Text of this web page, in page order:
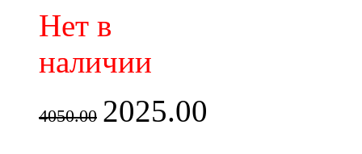
Нет в
наличии
4050.00 2025.00